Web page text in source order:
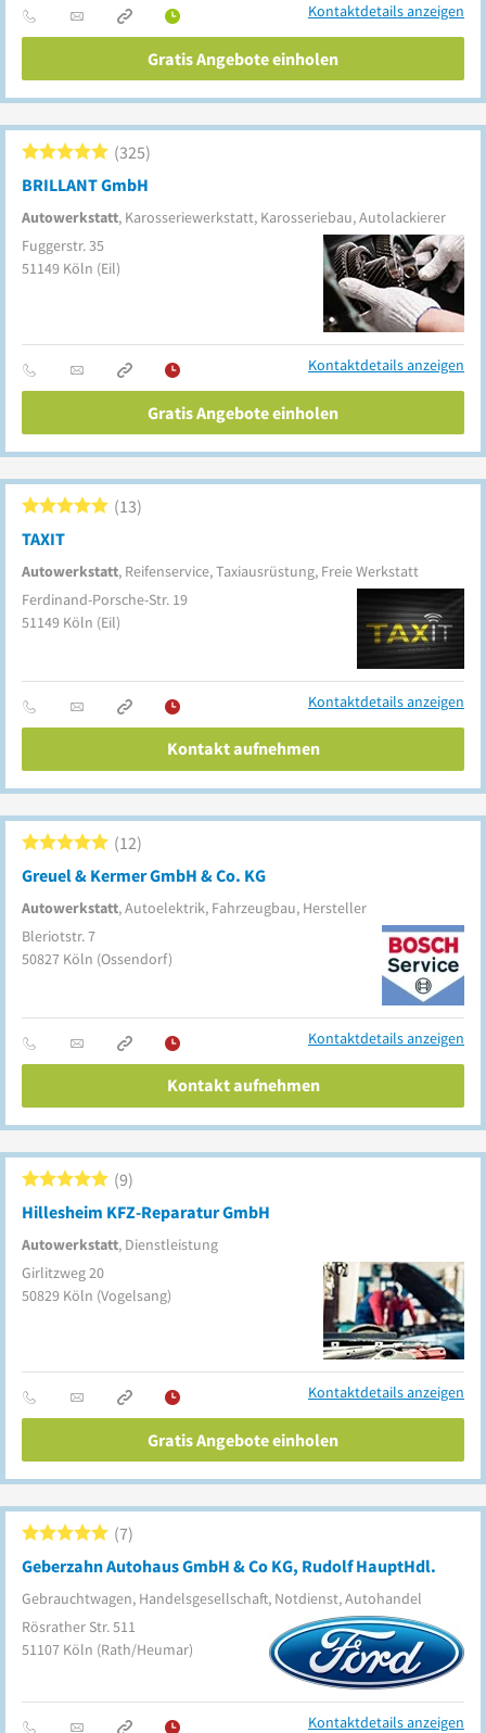
Kontaktdetails anzeigen
Gratis Angebote einholen
BRILLANT GmbH
Autowerkstatt, Karosseriewerkstatt, Karosseriebau, Autolackierer
325
Fuggerstr. 35
51149 Köln (Eil)
Kontaktdetails anzeigen
Gratis Angebote einholen
TAXIT
Autowerkstatt, Reifenservice, Taxiausrüstung, Freie Werkstatt
13
Ferdinand-Porsche-Str. 19
51149 Köln (Eil)
Kontaktdetails anzeigen
Kontakt aufnehmen
Greuel & Kermer GmbH & Co. KG
Autowerkstatt, Autoelektrik, Fahrzeugbau, Hersteller
12
Bleriotstr. 7
50827 Köln (Ossendorf)
Kontaktdetails anzeigen
Kontakt aufnehmen
Hillesheim KFZ-Reparatur GmbH
Autowerkstatt, Dienstleistung
9
Girlitzweg 20
50829 Köln (Vogelsang)
Kontaktdetails anzeigen
Gratis Angebote einholen
Geberzahn Autohaus GmbH & Co KG, Rudolf HauptHdl.
Gebrauchtwagen, Handelsgesellschaft, Notdienst, Autohandel
7
Rösrather Str. 511
51107 Köln (Rath/Heumar)
Kontaktdetails anzeigen